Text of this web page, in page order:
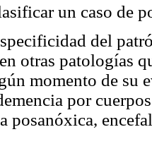
un caso de
del
otras patologías
momento de su
por
posanóxica,